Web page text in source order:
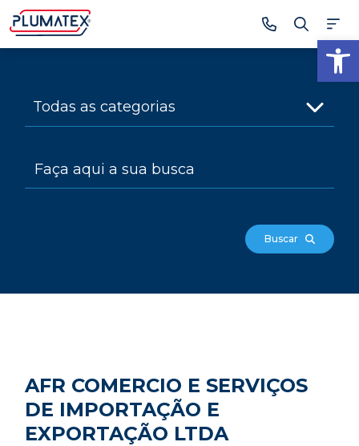
Buscar
AFR COMERCIO E SERVIÇOS
DE IMPORTAÇÃO E
EXPORTAÇÃO LTDA